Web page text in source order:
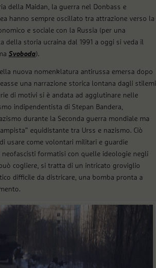
della Maidan, la guerra nel Donbass e
hanno sempre oscillato tra attrazione verso la
e sociale con la Russia (per una
della storia ucraina dal 1991 a oggi si veda il
Svoboda).
nuova nomenklatura antirussa emersa dopo
una narrazione storica lontana dagli stilemi
di motivi si è andata ad agglutinare nelle
indipendentista di Stepan Bandera,
durante la Seconda guerra mondiale ma
equidistante tra Urss e nazismo. Ciò
usare come volontari militari e guardie
formatisi con quelle ideologie negli
cogliere, si tratta di un intricato groviglio
difficile da districare, una bomba pronta a